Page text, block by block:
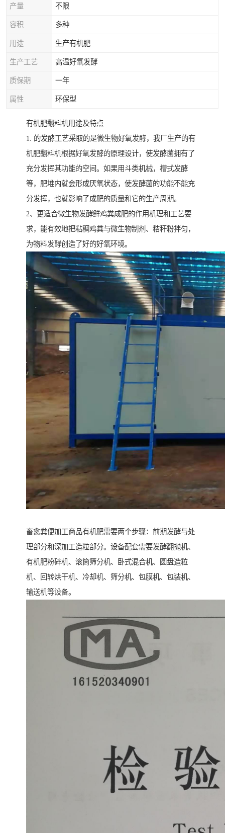
产量 不限
容积 多种
用途 生产有机肥
生产工艺 高温好氧发酵
质保期 一年
属性 环保型
有机肥翻料机用途及特点
1. 的发酵工艺采取的是微生物好氧发酵，我厂生产的有
机肥翻料机根据好氧发酵的原理设计，使发酵菌拥有了
充分发挥其功能的空间。如果用斗类机械，槽式发酵
等，肥堆内就会形成厌氧状态，使发酵菌的功能不能充
分发挥，也就影响了成肥的质量和它的生产周期。
2、更适合微生物发酵鲜鸡粪成肥的作用机理和工艺要
求，能有效地把粘稠鸡粪与微生物制剂、秸秆粉拌匀，
为物料发酵创造了好的好氧环境。
畜禽粪便加工商品有机肥需要两个步骤：前期发酵与处
理部分和深加工造粒部分。设备配套需要发酵翻抛机、
有机肥粉碎机、滚筒筛分机、卧式混合机、圆盘造粒
机、回转烘干机、冷却机、筛分机、包膜机、包装机、
输送机等设备。